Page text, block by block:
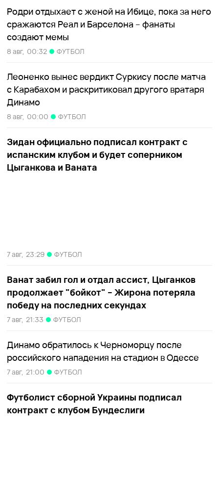
Родри отдыхает с женой на Ибице, пока за него
сражаются Реал и Барселона – фанаты
создают мемы
8 авг, 00:32 ФУТБОЛ
Леоненко вынес вердикт Суркису после матча
с Карабахом и раскритиковал другого вратаря
Динамо
8 авг, 00:00 ФУТБОЛ
Зидан официально подписал контракт с
испанским клубом и будет соперником
Цыганкова и Ваната
7 авг, 23:29 ФУТБОЛ
Ванат забил гол и отдал ассист, Цыганков
продолжает "бойкот" – Жирона потеряла
победу на последних секундах
7 авг, 21:33 ФУТБОЛ
Динамо обратилось к Черноморцу после
российского нападения на стадион в Одессе
7 авг, 21:00 ФУТБОЛ
Футболист сборной Украины подписал
контракт с клубом Бундеслиги